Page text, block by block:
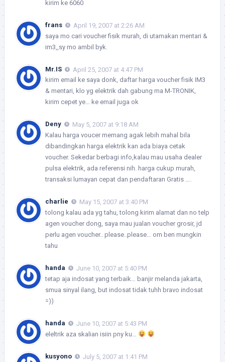
kirim ke 6060
frans
April 19, 2007 at 2:26 AM
saya mo cari voucher fisik murah, di utamakan mentari &
im3,,sy mo ambil byk.
Mr.IS
April 25, 2007 at 4:47 PM
kirim email ke saya donk, daftar harga voucher fisik IM3
& mentari, klo yg elektrik dah gabung ma M-TRONIK,
kirim cepet ye… ke email juga ok
Deny
May 5, 2007 at 9:18 AM
Kalau harga voucer memang agak lebih mahal bila
dibandingkan harga elektrik kan ada biaya cetak
voucher. Sekedar berbagi info,kalau mau usaha dealer
pulsa elektrik, ada referensi nih. harga cukup murah,
transaksi lumayan cepat dan pendaftaran Gratis ….
charlie
May 15, 2007 at 3:40 PM
tolong kalau ada yg tahu, tolong kirim alamat dan no telp
agen voucher dong, saya mau jualan voucher grosir, jd
perlu agen voucher.. please..please… om ben mungkin
tahu
handa
June 10, 2007 at 5:40 PM
tetap aja indosat yang terbaik… banjir melanda jakarta,
smua sinyal ilang, but indosat tidak tuhh bravo indosat
=))
handa
June 10, 2007 at 5:43 PM
eleltrik aza skalian isiin pny ku…
kusyono
July 5, 2007 at 1:41 PM